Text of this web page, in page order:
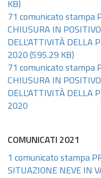
KB)
71 comunicato stampa
CHIUSURA IN
DELL'ATTIVITÀ DELLA
2020 (595.29 KB)
71 comunicato stampa
CHIUSURA IN
DELL'ATTIVITÀ DELLA
2020
COMUNICATI 2021
1 comunicato stampa
SITUAZIONE NEVE IN